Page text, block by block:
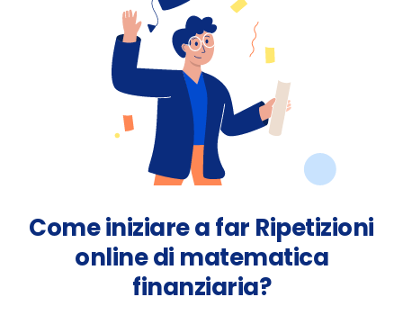
Come iniziare a far Ripetizioni
online di matematica
finanziaria?